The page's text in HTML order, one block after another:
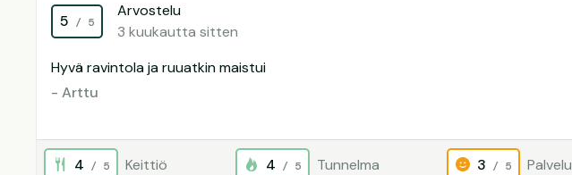
5 / 5
Arvostelu
3 kuukautta sitten
Hyvä ravintola ja ruuatkin maistui
- Arttu
4 / 5 Keittiö 4 / 5 Tunnelma 3 / 5 Palvelu